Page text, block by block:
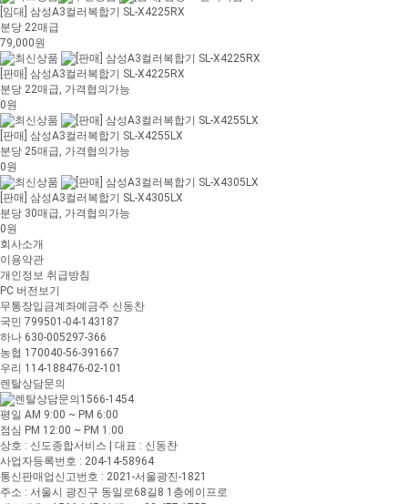
[임대] 삼성A3컬러복합기 SL-X4225RX
분당 22매급
79,000원
[판매] 삼성A3컬러복합기 SL-X4225RX
분당 22매급, 가격협의가능
0원
[판매] 삼성A3컬러복합기 SL-X4255LX
분당 25매급, 가격협의가능
0원
[판매] 삼성A3컬러복합기 SL-X4305LX
분당 30매급, 가격협의가능
0원
회사소개
이용약관
개인정보 취급방침
PC 버전보기
무통장입금계좌예금주 신동찬
국민 799501-04-143187
하나 630-005297-366
농협 170040-56-391667
우리 114-188476-02-101
렌탈상담문의
1566-1454
평일 AM 9:00 ~ PM 6:00
점심 PM 12:00 ~ PM 1:00
상호 : 신도종합서비스 | 대표 : 신동찬
사업자등록번호 : 204-14-58964
통신판매업신고번호 : 2021-서울광진-1821
주소 : 서울시 광진구 동일로68길8 1층에이프로